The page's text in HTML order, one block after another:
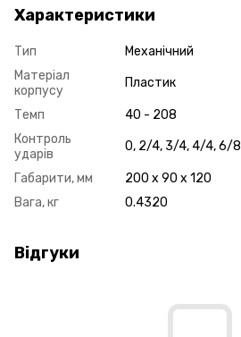
Характеристики
Тип
Механічний
Матеріал
корпусу
Пластик
Темп
40 - 208
Контроль
ударів
0, 2/4, 3/4, 4/4, 6/8
Габарити, мм
200 x 90 x 120
Вага, кг
0.4320
Відгуки